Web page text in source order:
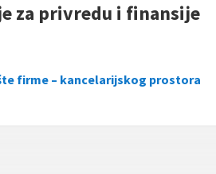
za privredu i finansije
firme – kancelarijskog prostora